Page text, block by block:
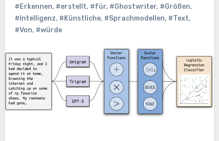
#Erkennen, #erstellt, #für, #Ghostwriter, #Größen,
#Intelligenz, #Künstliche, #Sprachmodellen, #Text,
#Von, #würde